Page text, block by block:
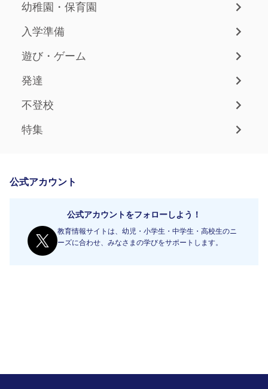
幼稚園・保育園
入学準備
遊び・ゲーム
発達
不登校
特集
公式アカウント
公式アカウントをフォローしよう！
教育情報サイトは、幼児・小学生・中学生・高校生のニ
ーズに合わせ、みなさまの学びをサポートします。